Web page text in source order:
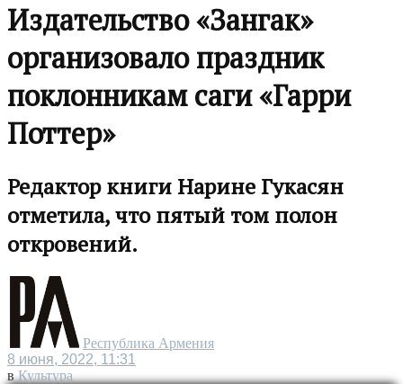
Издательство «Зангак»
организовало праздник
поклонникам саги «Гарри
Поттер»
Редактор книги Нарине Гукасян
отметила, что пятый том полон
откровений.
Республика Армения
8 июня, 2022, 11:31
в Культура